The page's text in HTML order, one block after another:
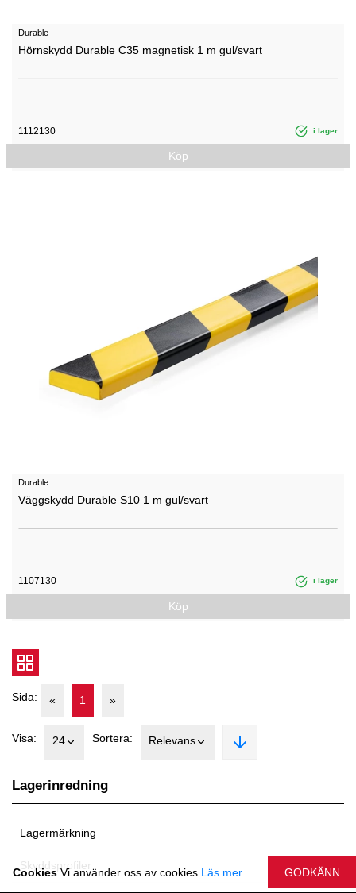
Lagerinredning
Lagermärkning
Skyddsprofiler
Durable
Hörnskydd Durable C35 magnetisk 1 m gul/svart
1112130 i lager
Köp
Durable
Väggskydd Durable S10 1 m gul/svart
1107130 i lager
Köp
Sida: « 1 »
Visa: 24 Sortera: Relevans
CookiesVi använder oss av cookies Läs mer GODKÄNN